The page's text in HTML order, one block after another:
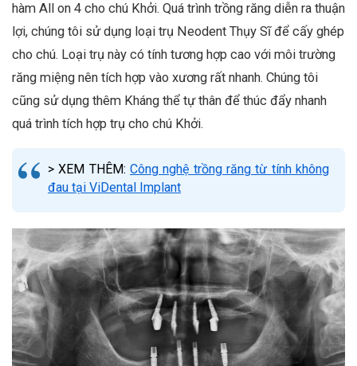
hàm All on 4 cho chú Khởi. Quá trình trồng răng diễn ra thuận
lợi, chúng tôi sử dụng loại trụ Neodent Thụy Sĩ để cấy ghép
cho chú. Loại trụ này có tính tương hợp cao với môi trường
răng miệng nên tích hợp vào xương rất nhanh. Chúng tôi
cũng sử dụng thêm Kháng thể tự thân để thúc đẩy nhanh
quá trình tích hợp trụ cho chú Khởi.
> XEM THÊM: Công nghệ trồng răng từ tính không
đau tại ViDental Implant